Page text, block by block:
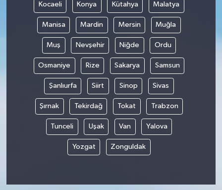
Kocaeli Konya Kütahya Malatya
Manisa Mardin Mersin Muğla
Muş Nevşehir Niğde Ordu
Osmaniye Rize Sakarya Samsun
Şanlıurfa Siirt Sinop Sivas
Şırnak Tekirdağ Tokat Trabzon
Tunceli Uşak Van Yalova
Yozgat Zonguldak